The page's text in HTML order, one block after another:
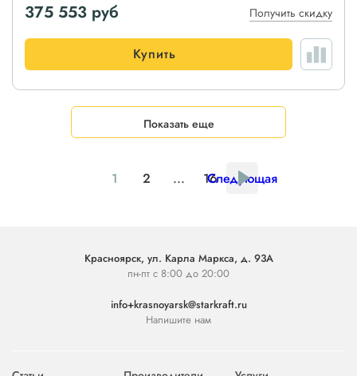
375 553 руб Получить скидку
Купить
Показать еще
1 2 ... 16
Следующая
Красноярск, ул. Карла Маркса, д. 93А
пн-пт с 8:00 до 20:00
info+krasnoyarsk@starkraft.ru
Напишите нам